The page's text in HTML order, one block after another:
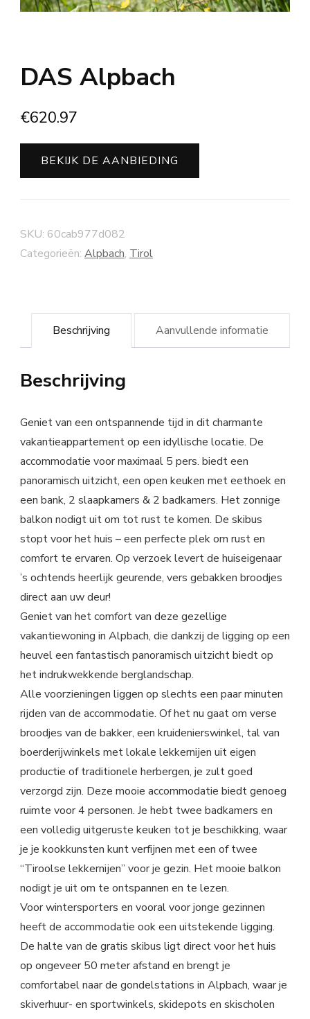
DAS Alpbach
€620.97
BEKIJK DE AANBIEDING
SKU: 60cab977d082
Categorieën: Alpbach, Tirol
Beschrijving Aanvullende informatie
Beschrijving
Geniet van een ontspannende tijd in dit charmante
vakantieappartement op een idyllische locatie. De
accommodatie voor maximaal 5 pers. biedt een
panoramisch uitzicht, een open keuken met eethoek en
een bank, 2 slaapkamers & 2 badkamers. Het zonnige
balkon nodigt uit om tot rust te komen. De skibus
stopt voor het huis – een perfecte plek om rust en
comfort te ervaren. Op verzoek levert de huiseigenaar
’s ochtends heerlijk geurende, vers gebakken broodjes
direct aan uw deur!
Geniet van het comfort van deze gezellige
vakantiewoning in Alpbach, die dankzij de ligging op een
heuvel een fantastisch panoramisch uitzicht biedt op
het indrukwekkende berglandschap.
Alle voorzieningen liggen op slechts een paar minuten
rijden van de accommodatie. Of het nu gaat om verse
broodjes van de bakker, een kruidenierswinkel, tal van
boerderijwinkels met lokale lekkernijen uit eigen
productie of traditionele herbergen, je zult goed
verzorgd zijn. Deze mooie accommodatie biedt genoeg
ruimte voor 4 personen. Je hebt twee badkamers en
een volledig uitgeruste keuken tot je beschikking, waar
je je kookkunsten kunt verfijnen met een of twee
“Tiroolse lekkernijen” voor je gezin. Het mooie balkon
nodigt je uit om te ontspannen en te lezen.
Voor wintersporters en vooral voor jonge gezinnen
heeft de accommodatie ook een uitstekende ligging.
De halte van de gratis skibus ligt direct voor het huis
op ongeveer 50 meter afstand en brengt je
comfortabel naar de gondelstations in Alpbach, waar je
skiverhuur- en sportwinkels, skidepots en skischolen